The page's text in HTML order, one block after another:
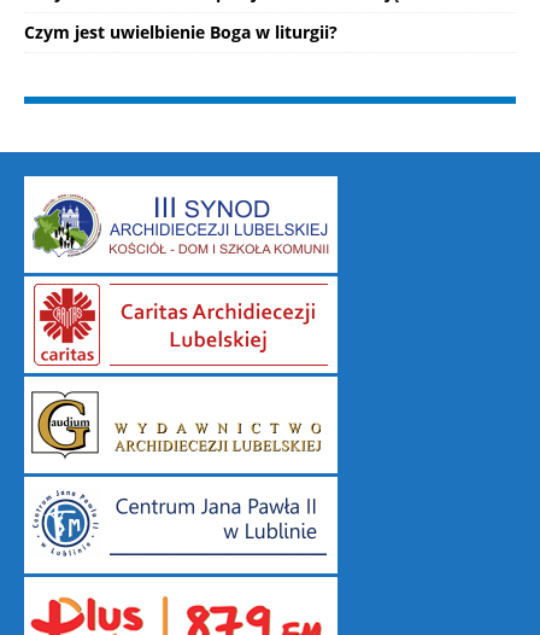
Czym jest uwielbienie Boga w liturgii?